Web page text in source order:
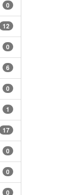
0
12
0
6
0
1
17
0
0
0